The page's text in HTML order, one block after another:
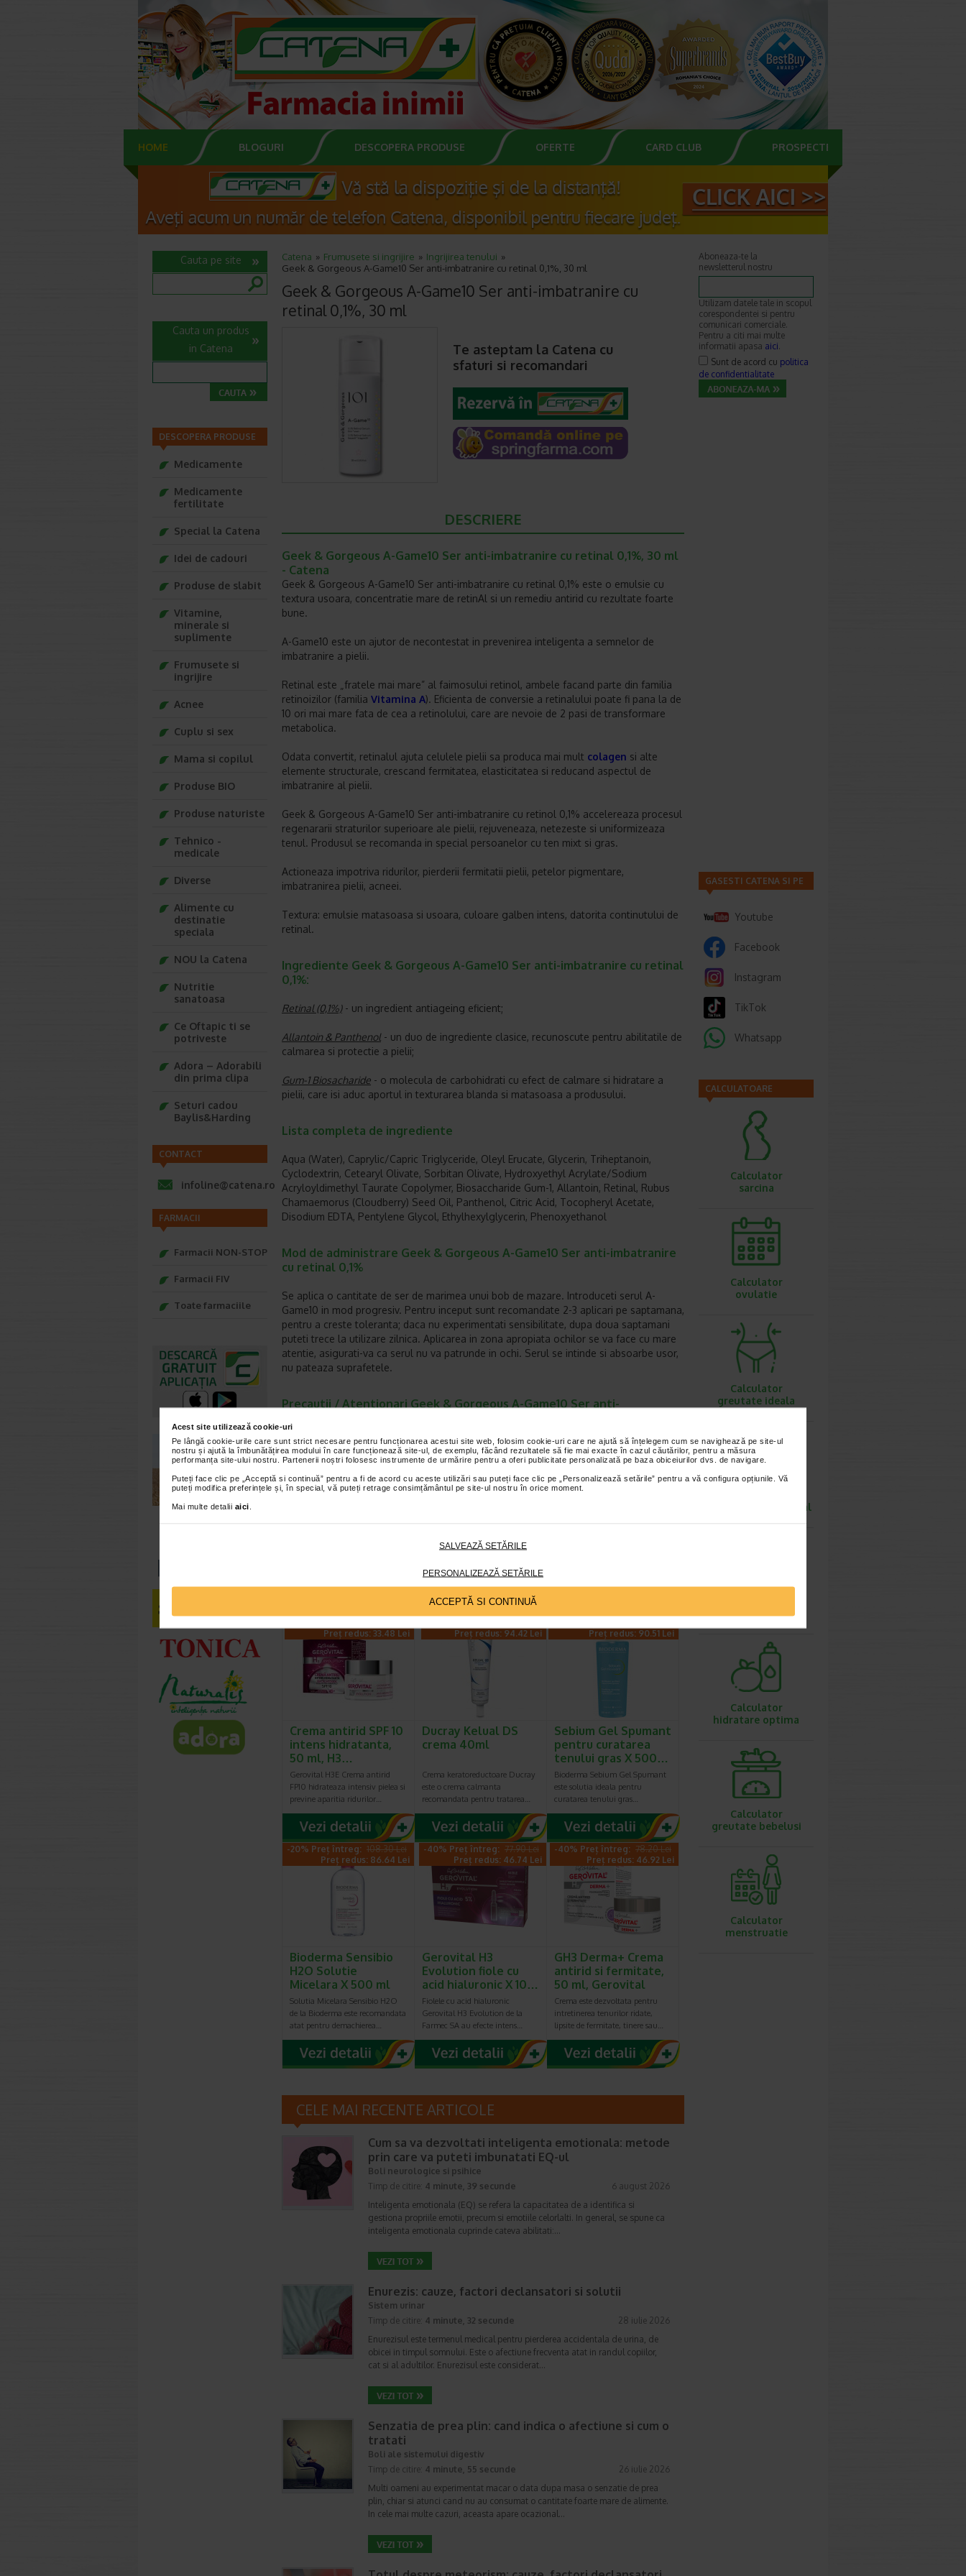
Acest site utilizează cookie-uri
Pe lângă cookie-urile care sunt strict necesare pentru funcționarea acestui site web, folosim cookie-uri care ne ajută să înțelegem cum se navighează pe site-ul
nostru și ajută la îmbunătățirea modului în care funcționează site-ul, de exemplu, făcând rezultatele să fie mai exacte în cazul căutărilor, pentru a măsura
performanța site-ului nostru. Partenerii noștri folosesc instrumente de urmărire pentru a oferi publicitate personalizată pe baza obiceiurilor dvs. de navigare.
Puteți face clic pe „Acceptă si continuă” pentru a fi de acord cu aceste utilizări sau puteți face clic pe „Personalizează setările” pentru a vă configura opțiunile. Vă
puteți modifica preferințele și, în special, vă puteți retrage consimțământul pe site-ul nostru în orice moment.
Mai multe detalii aici
SALVEAZĂ SETĂRILE
PERSONALIZEAZĂ SETĂRILE
ACCEPTĂ SI CONTINUĂ
HOME BLOGURI DESCOPERA PRODUSE OFERTE CARD CLUB PROSPECTE
Catena Frumusete si ingrijire
Ingrijirea tenului
Geek & Gorgeous A-Game10 Ser anti-imbatranire cu retinal 0,1%, 30 ml
Geek & Gorgeous A-Game10 Ser anti-imbatranire cu
retinal 0,1%, 30 ml
Te asteptam la Catena cu
sfaturi si recomandari
DESCRIERE
Geek & Gorgeous A-Game10 Ser anti-imbatranire cu retinal 0,1%, 30 ml
- Catena
Geek & Gorgeous A-Game10 Ser anti-imbatranire cu retinal 0,1% este o emulsie cu
textura usoara, concentratie mare de retinAl si un remediu antirid cu rezultate foarte
bune.
A-Game10 este un ajutor de necontestat in prevenirea inteligenta a semnelor de
imbatranire a pielii.
Retinal este „fratele mai mare” al faimosului retinol, ambele facand parte din familia
retinoizilor (familia Vitamina A). Eficienta de conversie a retinalului poate fi pana la de
10 ori mai mare fata de cea a retinolului, care are nevoie de 2 pasi de transformare
metabolica.
Odata convertit, retinalul ajuta celulele pielii sa produca mai mult colagen si alte
elemente structurale, crescand fermitatea, elasticitatea si reducand aspectul de
imbatranire al pielii.
Geek & Gorgeous A-Game10 Ser anti-imbatranire cu retinol 0,1% accelereaza procesul
regenararii straturilor superioare ale pielii, rejuveneaza, netezeste si uniformizeaza
tenul. Produsul se recomanda in special persoanelor cu ten mixt si gras.
Actioneaza impotriva ridurilor, pierderii fermitatii pielii, petelor pigmentare,
imbatranirea pielii, acneei.
Textura: emulsie matasoasa si usoara, culoare galben intens, datorita continutului de
retinal.
Ingrediente Geek & Gorgeous A-Game10 Ser anti-imbatranire cu retinal
0,1%:
Retinal (0,1%)- un ingredient antiageing eficient;
Allantoin & Panthenol- un duo de ingrediente clasice, recunoscute pentru abilitatile de
calmarea si protectie a pielii;
Gum-1 Biosacharide - o molecula de carbohidrati cu efect de calmare si hidratare a
pielii, care isi aduc aportul in texturarea blanda si matasoasa a produsului.
Lista completa de ingrediente
Aqua (Water), Caprylic/Capric Triglyceride, Oleyl Erucate, Glycerin, Triheptanoin,
Cyclodextrin, Cetearyl Olivate, Sorbitan Olivate, Hydroxyethyl Acrylate/Sodium
Acryloyldimethyl Taurate Copolymer, Biosaccharide Gum-1, Allantoin, Retinal, Rubus
Chamaemorus (Cloudberry) Seed Oil, Panthenol, Citric Acid, Tocopheryl Acetate,
Disodium EDTA, Pentylene Glycol, Ethylhexylglycerin, Phenoxyethanol
Mod de administrare Geek & Gorgeous A-Game10 Ser anti-imbatranire
cu retinal 0,1%
Se aplica o cantitate de ser de marimea unui bob de mazare. Introduceti serul A-
Game10 in mod progresiv. Pentru inceput sunt recomandate 2-3 aplicari pe saptamana,
pentru a creste toleranta; daca nu experimentati sensibilitate, dupa doua saptamani
puteti trece la utilizare zilnica. Aplicarea in zona apropiata ochilor se va face cu mare
atentie, asigurati-va ca serul nu va patrunde in ochi. Serul se intinde si absoarbe usor,
nu pateaza suprafetele.
Precautii / Atentionari Geek & Gorgeous A-Game10 Ser anti-
A nu se folosi de catre femei insarcinate sau in alaptare. Produs pentru uz extern, a nu
se ingera.
Netestat pe animale | Produs Vegan | Nu contine parfum sau uleiuri esentiale | Nu
*Pentru pret te asteptam in cea mai apropiata farmacie Catena
VEZI PRODUSE DIN ACEEASI CATEGORIE
Preț redus: 33.48 Lei
Crema antirid SPF 10
intens hidratanta,
50 ml, H3…
Gerovital H3E Crema antirid
FP10 hidrateaza intensiv pielea si
previne aparitia ridurilor…
Preț redus: 94.42 Lei
Ducray Kelual DS
crema 40ml
Crema keratoreductoare Ducray
este o crema calmanta
recomandata pentru tratarea…
Preț redus: 90.51 Lei
Sebium Gel Spumant
pentru curatarea
tenului gras X 500…
Bioderma Sebium Gel Spumant
este solutia ideala pentru
curatarea tenului gras…
-20% Preț întreg: 108.30 Lei
Preț redus: 86.64 Lei
Bioderma Sensibio
H2O Solutie
Micelara X 500 ml
Solutia Micelara Sensibio H2O
de la Bioderma este recomandata
atat pentru demachierea…
-40% Preț întreg: 77.90 Lei
Preț redus: 46.74 Lei
Gerovital H3
Evolution fiole cu
acid hialuronic X 10…
Fiolele cu acid hialuronic
Gerovital H3 Evolution de la
Farmec SA au efecte intens…
-40% Preț întreg: 78.20 Lei
Preț redus: 46.92 Lei
GH3 Derma+ Crema
antirid si fermitate,
50 ml, Gerovital
Crema este dezvoltata pentru
intretinerea tenurilor ridate,
lipsite de fermitate, tinere sau…
CELE MAI RECENTE ARTICOLE
Cum sa va dezvoltati inteligenta emotionala: metode
prin care va puteti imbunatati EQ-ul
Boli neurologice si psihice
Timp de citire: 4 minute, 39 secunde
6 august 2026
Inteligenta emotionala (EQ) se refera la capacitatea de a identifica si
gestiona propriile emotii, precum si emotiile celorlalti. In general, se spune ca
inteligenta emotionala cuprinde cateva abilitati:…
Enurezis: cauze, factori declansatori si solutii
Sistem urinar
Timp de citire: 4 minute, 32 secunde
28 iulie 2026
Enurezisul este termenul medical pentru pierderea accidentala de urina, de
obicei in timpul somnului. Este o afectiune frecventa atat in randul copiilor,
cat si al adultilor. Enurezisul este considerat…
Senzatia de prea plin: cand indica o afectiune si cum o
tratati
Boli ale sistemului digestiv
Timp de citire: 4 minute, 55 secunde
26 iulie 2026
Multi oameni au experimentat macar o data dupa masa o senzatie de prea
plin, chiar si atunci cand nu au consumat o cantitate foarte mare de alimente.
In cele mai multe cazuri, aceasta apare ocazional…
Cauta pe site
Cauta un produs
in Catena
DESCOPERA PRODUSE
Medicamente
Medicamente
fertilitate
Special la Catena
Idei de cadouri
Produse de slabit
Vitamine,
minerale si
suplimente
Frumusete si
ingrijire
Acnee
Cuplu si sex
Mama si copilul
Produse BIO
Produse naturiste
Tehnico -
medicale
Diverse
Alimente cu
destinatie
speciala
NOU la Catena
Nutritie
sanatoasa
Ce Oftapic ti se
potriveste
Adora – Adorabili
din prima clipa
Seturi cadou
Baylis&Harding
CONTACT
infoline@catena.ro
FARMACII
Farmacii NON-STOP
Farmacii FIV
Toate farmaciile
Aboneaza-te la
newsletterul nostru
Utilizam datele tale in scopul
corespondentei si pentru
comunicari comerciale.
Pentru a citi mai multe
informatii apasa aici.
Sunt de acord cu politica
de confidentialitate
GASESTI CATENA SI PE
Youtube
Facebook
Instagram
TikTok
Whatsapp
CALCULATOARE
Calculator
sarcina
Calculator
ovulatie
Calculator
greutate ideala
metabolismului bazal
IMC
Calculator
hidratare optima
Calculator
greutate bebelusi
Calculator
menstruatie